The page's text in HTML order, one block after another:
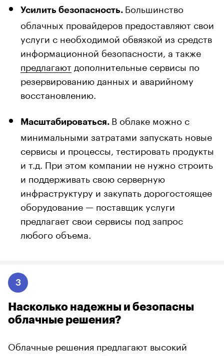
Усилить безопасность. Большинство
облачных провайдеров предоставляют свои
услуги с необходимой обвязкой из средств
информационной безопасности, а также
предлагают дополнительные сервисы по
резервированию данных и аварийному
восстановлению.
Масштабироваться. В облаке можно с
минимальными затратами запускать новые
сервисы и процессы, тестировать продукты
и т.д. При этом компании не нужно строить
и поддерживать свою серверную
инфраструктуру и закупать дорогостоящее
оборудование — поставщик услуги
предлагает свои сервисы под запрос
любого объема.
3
Насколько надежны и безопасны
облачные решения?
Облачные решения предлагают высокий